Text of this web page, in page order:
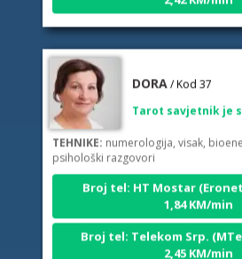
TEHNIKE:numerologija, visak,
psihološki razgovori
Broj tel: HT Mostar
1,84 KM/min
Broj tel: Telekom Srp.
2,45 KM/min